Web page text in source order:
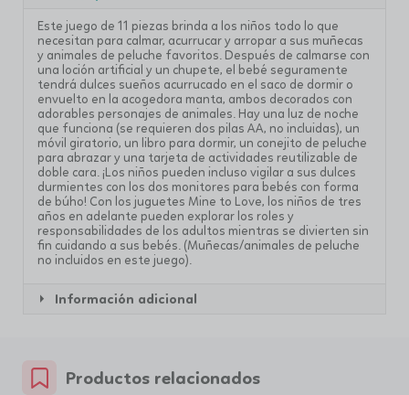
Este juego de 11 piezas brinda a los niños todo lo que
necesitan para calmar, acurrucar y arropar a sus muñecas
y animales de peluche favoritos. Después de calmarse con
una loción artificial y un chupete, el bebé seguramente
tendrá dulces sueños acurrucado en el saco de dormir o
envuelto en la acogedora manta, ambos decorados con
adorables personajes de animales. Hay una luz de noche
que funciona (se requieren dos pilas AA, no incluidas), un
móvil giratorio, un libro para dormir, un conejito de peluche
para abrazar y una tarjeta de actividades reutilizable de
doble cara. ¡Los niños pueden incluso vigilar a sus dulces
durmientes con los dos monitores para bebés con forma
de búho! Con los juguetes Mine to Love, los niños de tres
años en adelante pueden explorar los roles y
responsabilidades de los adultos mientras se divierten sin
fin cuidando a sus bebés. (Muñecas/animales de peluche
no incluidos en este juego).
Información adicional
Productos relacionados